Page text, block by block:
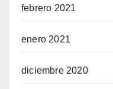
febrero 2021
enero 2021
diciembre 2020